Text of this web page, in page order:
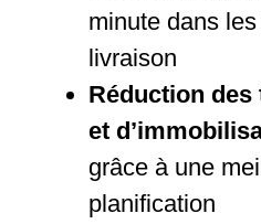
minute dans
livraison
Réduction des
et
grâce à une
planification